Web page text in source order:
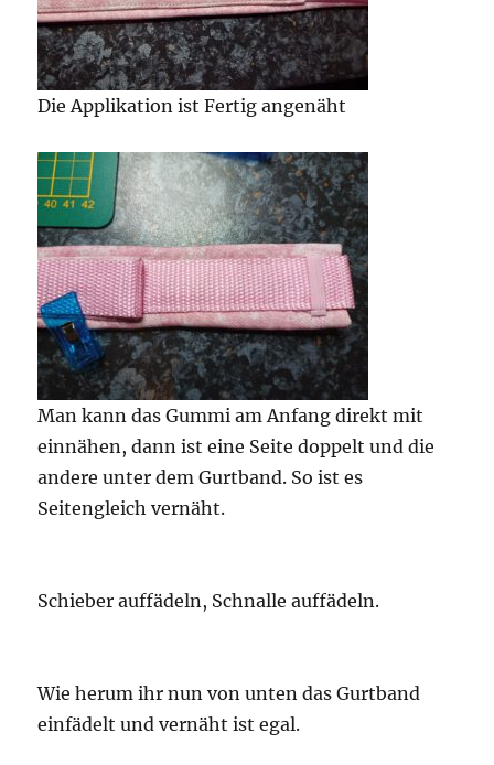
Die Applikation ist Fertig angenäht
Man kann das Gummi am Anfang direkt mit
einnähen, dann ist eine Seite doppelt und die
andere unter dem Gurtband. So ist es
Seitengleich vernäht.
Schieber auffädeln, Schnalle auffädeln.
Wie herum ihr nun von unten das Gurtband
einfädelt und vernäht ist egal.